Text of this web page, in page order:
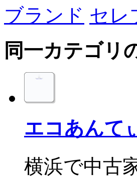
ブランド セレ
同一カテゴリ
エコあんて
横浜で中古